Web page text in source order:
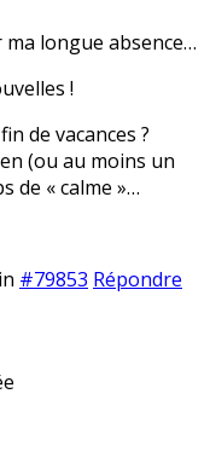
ma longue absence…
!
de vacances ?
(ou au moins un
de « calme »…
#79853 Répondre